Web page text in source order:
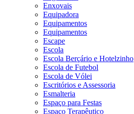
Enxovais
Equipadora
Equipamentos
Equipamentos
Escape
Escola
Escola Berçário e Hotelzinho
Escola de Futebol
Escola de Vólei
Escritórios e Assessoria
Esmalteria
Espaço para Festas
Espaço Terapêutico